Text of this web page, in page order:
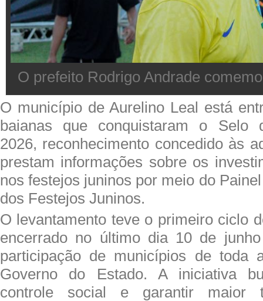
O prefeito Rodrigo Andrade
O município de Aurelino Leal está
baianas que conquistaram o Selo
2026, reconhecimento concedido às
prestam informações sobre os
nos festejos juninos por meio do
dos Festejos Juninos.
O levantamento teve o primeiro ciclo
encerrado no último dia 10 de
participação de municípios de toda
Governo do Estado. A iniciativa
controle social e garantir maior